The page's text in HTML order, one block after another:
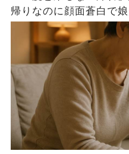
帰りなのに顔面蒼白で
「なんで？どうしたの
実は」